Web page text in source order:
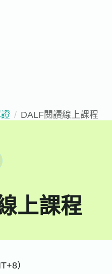
DALF閱讀線上課程
上課程
）